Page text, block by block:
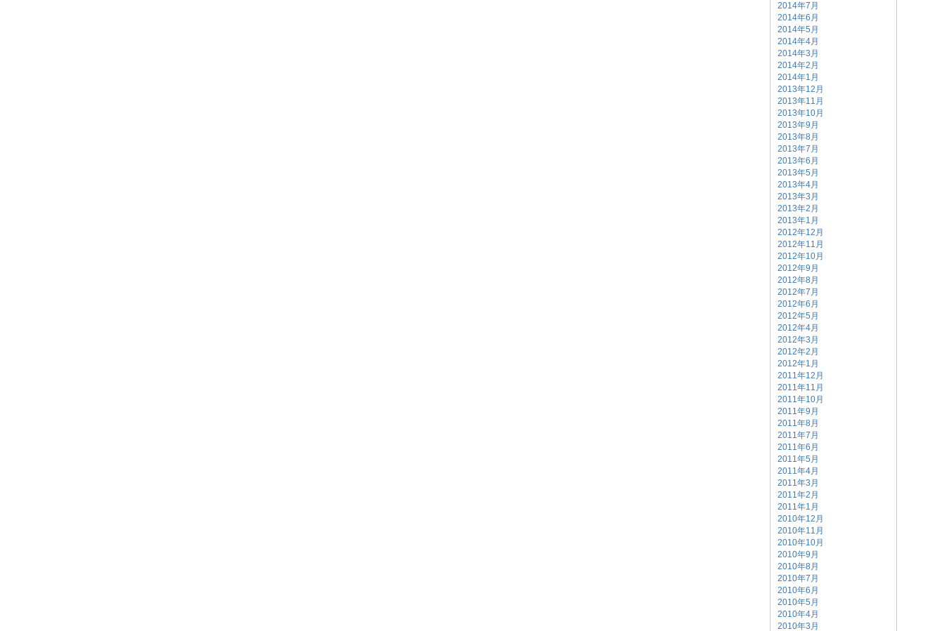
2014年7月
2014年6月
2014年5月
2014年4月
2014年3月
2014年2月
2014年1月
2013年12月
2013年11月
2013年10月
2013年9月
2013年8月
2013年7月
2013年6月
2013年5月
2013年4月
2013年3月
2013年2月
2013年1月
2012年12月
2012年11月
2012年10月
2012年9月
2012年8月
2012年7月
2012年6月
2012年5月
2012年4月
2012年3月
2012年2月
2012年1月
2011年12月
2011年11月
2011年10月
2011年9月
2011年8月
2011年7月
2011年6月
2011年5月
2011年4月
2011年3月
2011年2月
2011年1月
2010年12月
2010年11月
2010年10月
2010年9月
2010年8月
2010年7月
2010年6月
2010年5月
2010年4月
2010年3月